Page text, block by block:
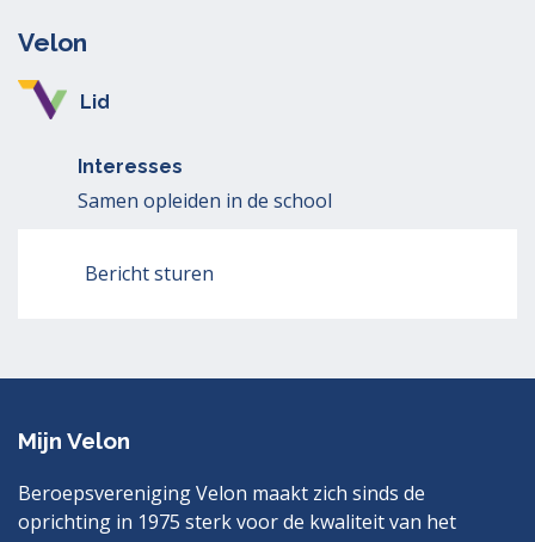
Velon
Lid
Interesses
Samen opleiden in de school
Bericht sturen
Mijn Velon
Beroepsvereniging Velon maakt zich sinds de
oprichting in 1975 sterk voor de kwaliteit van het